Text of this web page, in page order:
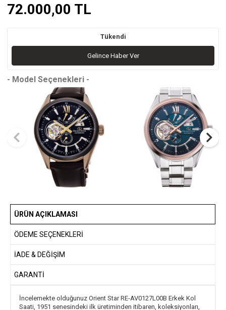
72.000,00 TL
Tükendi
Gelince Haber Ver
- Model Seçenekleri -
ÜRÜN AÇIKLAMASI
ÖDEME SEÇENEKLERI
İADE & DEĞİŞİM
GARANTİ
İncelemekte olduğunuz Orient Star RE-AV0127L00B Erkek Kol
Saati, 1951 senesindeki ilk üretiminden itibaren, koleksiyonları,